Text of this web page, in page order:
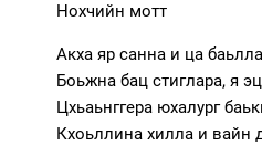
Нохчийн мотт
Акха яр санна и ца
Боьжна бац стиглара, я
Цхьаьнггера юхалург
Кхоьллина хилла и вайн